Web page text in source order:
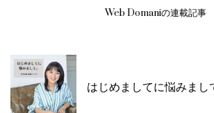
Web Domaniの連載記事
はじめましてに悩みまし